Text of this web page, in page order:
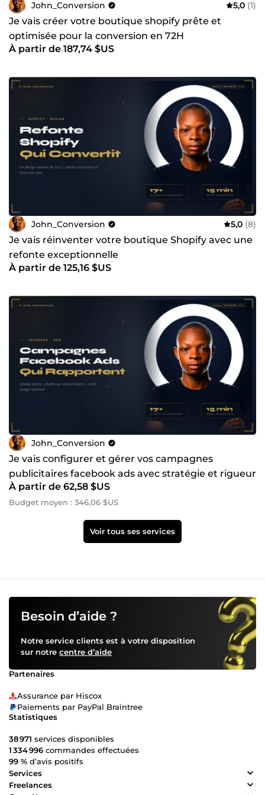
actionnable.
John_Conversion 5,0 (1)
Je vais créer votre boutique shopify prête et
optimisée pour la conversion en 72H
À partir de 187,74 $US
John_Conversion 5,0 (8)
Je vais réinventer votre boutique Shopify avec une
refonte exceptionnelle
À partir de 125,16 $US
John_Conversion
Je vais configurer et gérer vos campagnes
publicitaires facebook ads avec stratégie et rigueur
À partir de 62,58 $US
Budget moyen : 346,06 $US
Voir tous ses services
Besoin d’aide ?
Notre service clients est à votre disposition
sur notre centre d’aide
Partenaires
Assurance par Hiscox
Paiements par PayPal Braintree
Statistiques
38 971 services disponibles
1 334 996 commandes effectuées
99 % d’avis positifs
Services
Freelances